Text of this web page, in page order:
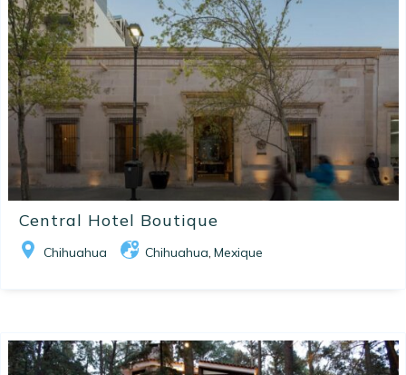
Central Hotel Boutique
Chihuahua Chihuahua, Mexique